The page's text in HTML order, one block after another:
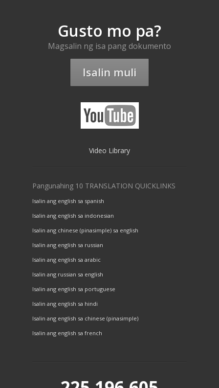
Gusto mo pa?
Magsalin ng isa pang dokumento
Isalin muli
Video Library
Pangunahing 10 TRANSLATION QUICKLINKS
Isalin ang english sa spanish
Isalin ang english sa indonesian
Isalin ang chinese (pinasimple) sa english
Isalin ang english sa russian
Isalin ang english sa arabic
Isalin ang russian sa english
Isalin ang english sa portuguese
Isalin ang english sa hindi
Isalin ang english sa chinese (pinasimple)
Isalin ang english sa french